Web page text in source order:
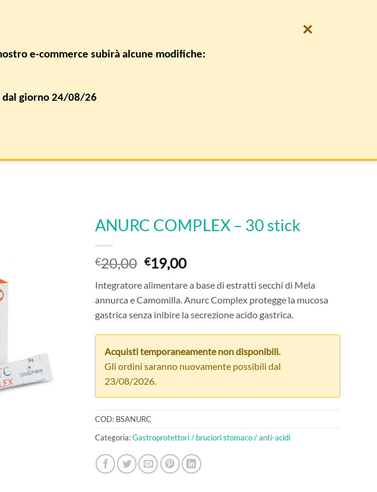
ANURC COMPLEX – 30 stick
€20,00 Il
prezzo
originale
era:
€20,00.
€19,00Il
attuale
è:
€19,00.
Integratore alimentare a base di estratti secchi di Mela
annurca e Camomilla. Anurc Complex protegge la mucosa
gastrica senza inibire la secrezione acido gastrica.
Acquisti temporaneamente non disponibili.
Gli ordini saranno nuovamente possibili dal
23/08/2026.
COD: BSANURC
Categoria:Gastroprotettori / bruciori stomaco / anti-acidi
×
e-commerce subirà alcune modifiche:
dal giorno 24/08/26